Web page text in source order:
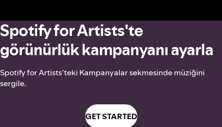
Spotify for Artists'te
görünürlük kampanyanı ayarla
Spotify for Artists’teki Kampanyalar sekmesinde müziğini
sergile.
GET STARTED